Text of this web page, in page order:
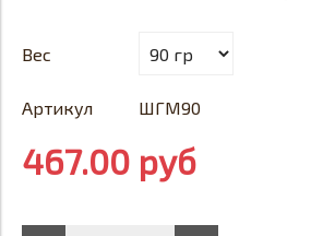
Вес
Артикул ШГМ90
467.00 руб